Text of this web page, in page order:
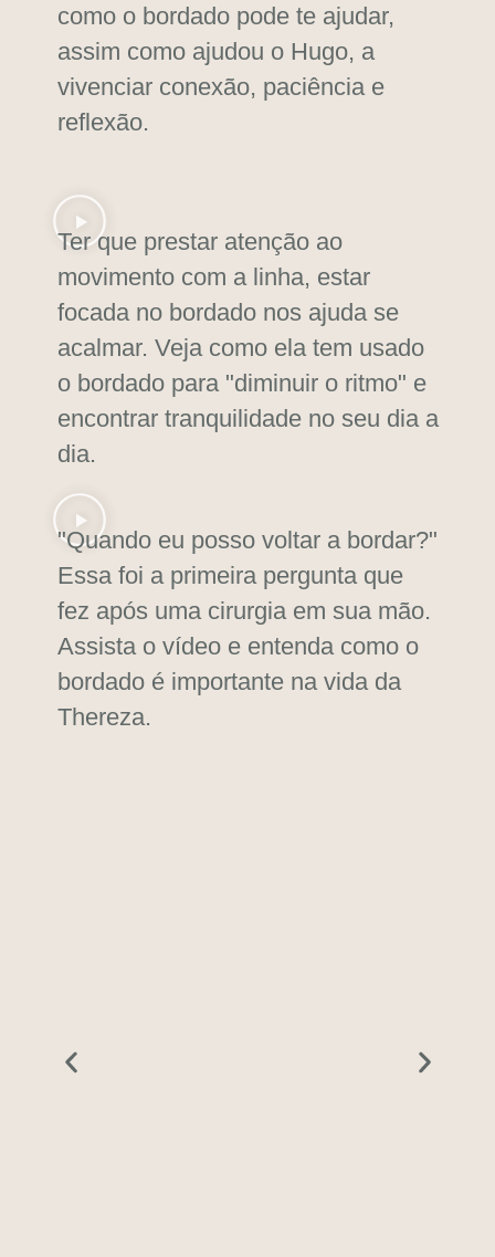
Ter que prestar atenção ao
movimento com a linha, estar
focada no bordado nos ajuda se
acalmar. Veja como ela tem usado
o bordado para "diminuir o ritmo" e
encontrar tranquilidade no seu dia a
dia.
"Quando eu posso voltar a bordar?"
Essa foi a primeira pergunta que
fez após uma cirurgia em sua mão.
Assista o vídeo e entenda como o
bordado é importantena vida da
Thereza.
como o bordado pode te ajudar,
assim como ajudou o Hugo, a
vivenciar conexão, paciência e
reflexão.